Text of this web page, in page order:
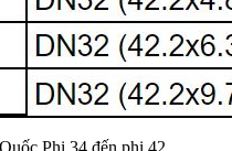
Phi 34 đến phi 42